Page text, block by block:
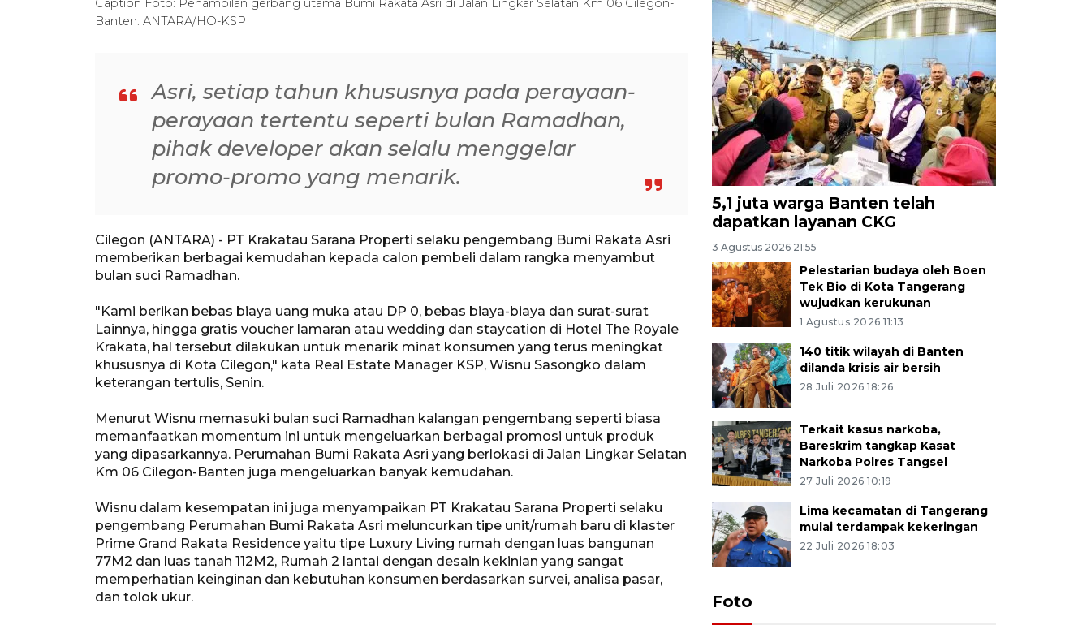
Caption Foto: Penampilan gerbang utama Bumi Rakata Asri di Jalan Lingkar Selatan Km 06 Cilegon-
Banten. ANTARA/HO-KSP
Asri, setiap tahun khususnya pada perayaan-
perayaan tertentu seperti bulan Ramadhan,
pihak developer akan selalu menggelar
promo-promo yang menarik.
Cilegon (ANTARA) - PT Krakatau Sarana Properti selaku pengembang Bumi Rakata Asri
memberikan berbagai kemudahan kepada calon pembeli dalam rangka menyambut
bulan suci Ramadhan.
"Kami berikan bebas biaya uang muka atau DP 0, bebas biaya-biaya dan surat-surat
Lainnya, hingga gratis voucher lamaran atau wedding dan staycation di Hotel The Royale
Krakata, hal tersebut dilakukan untuk menarik minat konsumen yang terus meningkat
khususnya di Kota Cilegon," kata Real Estate Manager KSP, Wisnu Sasongko dalam
keterangan tertulis, Senin.
Menurut Wisnu memasuki bulan suci Ramadhan kalangan pengembang seperti biasa
memanfaatkan momentum ini untuk mengeluarkan berbagai promosi untuk produk
yang dipasarkannya. Perumahan Bumi Rakata Asri yang berlokasi di Jalan Lingkar Selatan
Km 06 Cilegon-Banten juga mengeluarkan banyak kemudahan.
Wisnu dalam kesempatan ini juga menyampaikan PT Krakatau Sarana Properti selaku
pengembang Perumahan Bumi Rakata Asri meluncurkan tipe unit/rumah baru di klaster
Prime Grand Rakata Residence yaitu tipe Luxury Living rumah dengan luas bangunan
77M2 dan luas tanah 112M2, Rumah 2 lantai dengan desain kekinian yang sangat
memperhatian keinginan dan kebutuhan konsumen berdasarkan survei, analisa pasar,
dan tolok ukur.
5,1 juta warga Banten telah
dapatkan layanan CKG
3 Agustus 2026 21:55
Pelestarian budaya oleh Boen
Tek Bio di Kota Tangerang
wujudkan kerukunan
1 Agustus 2026 11:13
140 titik wilayah di Banten
dilanda krisis air bersih
28 Juli 2026 18:26
Terkait kasus narkoba,
Bareskrim tangkap Kasat
Narkoba Polres Tangsel
27 Juli 2026 10:19
Lima kecamatan di Tangerang
mulai terdampak kekeringan
22 Juli 2026 18:03
Foto